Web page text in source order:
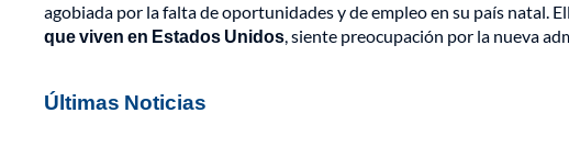
agobiada por la falta de oportunidades y de empleo en su país natal.
que viven en Estados Unidos, siente preocupación por la nueva
Últimas Noticias